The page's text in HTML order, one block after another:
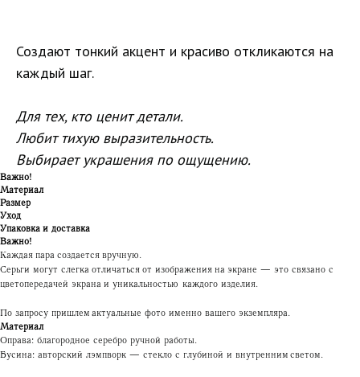
Создают тонкий акцент и красиво откликаются на
каждый шаг.
Для тех, кто ценит детали.
Любит тихую выразительность.
Выбирает украшения по ощущению.
Важно!
Материал
Размер
Уход
Упаковка и доставка
Важно!
Каждая пара создается вручную.
Серьги могут слегка отличаться от изображения на экране — это связано с
цветопередачей экрана и уникальностью каждого изделия.
По запросу пришлем актуальные фото именно вашего экземпляра.
Материал
Оправа: благородное серебро ручной работы.
Бусина: авторский лэмпворк — стекло с глубиной и внутренним светом.